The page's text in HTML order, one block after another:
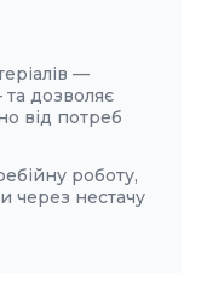
—
та дозволяє
від потреб
роботу,
через нестачу